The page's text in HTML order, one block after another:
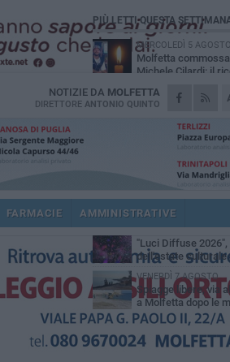
NOTIZIE DA MOLFETTA
DIRETTORE ANTONIO QUINTO
FARMACIE AMMINISTRATIVE
PIÙ LETTI QUESTA
MERCOLEDÌ 5 AGOSTO
Molfetta
Michele Cilardi: il
GIOVEDÌ 6 AGOSTO
Marittimo
GIOVEDÌ 6 AGOSTO
maestra della
MERCOLEDÌ 5 AGOSTO
Multiservizi,
Amministrazione
MARTEDÌ 4 AGOSTO
"Luci Diffuse
dell'estate culturale
VENERDÌ 7 AGOSTO
Spiagge libere, via
a Molfetta dopo le